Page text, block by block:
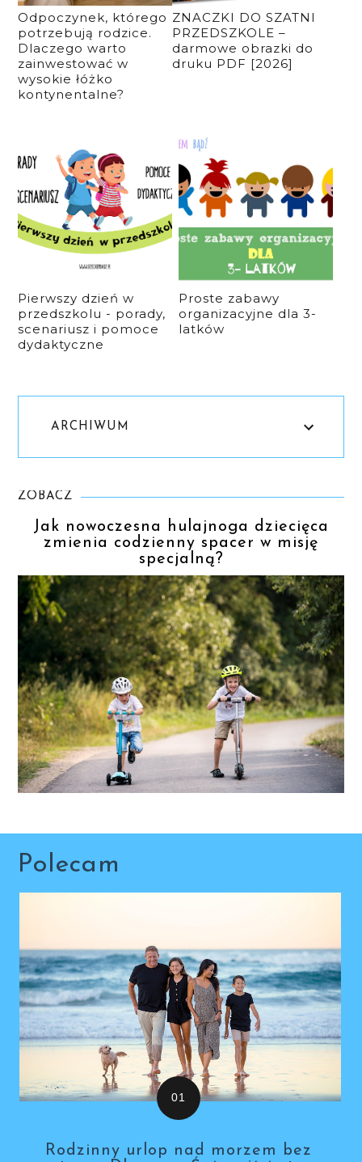
Odpoczynek, którego
potrzebują rodzice.
Dlaczego warto
zainwestować w
wysokie łóżko
kontynentalne?
ZNACZKI DO SZATNI
PRZEDSZKOLE –
darmowe obrazki do
druku PDF [2026]
Pierwszy dzień w
przedszkolu - porady,
scenariusz i pomoce
dydaktyczne
Proste zabawy
organizacyjne dla 3-
latków
ARCHIWUM
ZOBACZ
Jak nowoczesna hulajnoga dziecięca
zmienia codzienny spacer w misję
specjalną?
Polecam
Rodzinny urlop nad morzem bez